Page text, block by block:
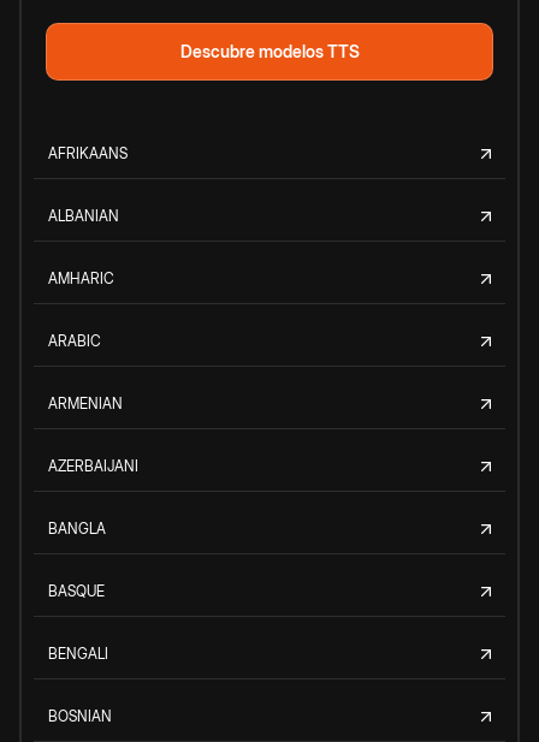
Descubre modelos TTS
AFRIKAANS
ALBANIAN
AMHARIC
ARABIC
ARMENIAN
AZERBAIJANI
BANGLA
BASQUE
BENGALI
BOSNIAN